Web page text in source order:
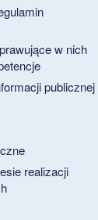
w nich
publicznej
realizacji